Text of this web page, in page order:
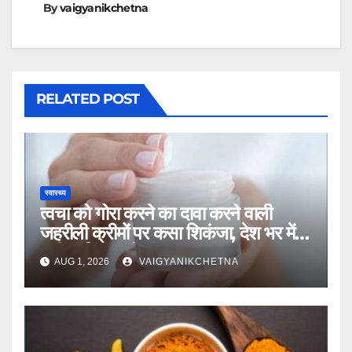
Byvaigyanikchetna
RELATED POST
स्वास्थ्य
त्वचा को गोरा करने का दावा करने वाली
जहरीली क्रीमों पर कसा शिकंजा, देश भर में
उठी प्रतिबंध की मांग
AUG 1, 2026 VAIGYANIKCHETNA